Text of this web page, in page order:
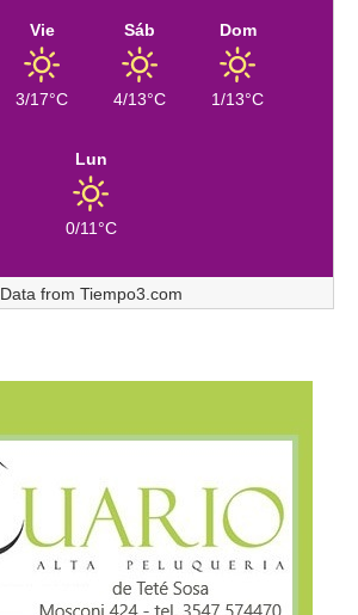
Vie
3/17°C
Sáb
4/13°C
Dom
1/13°C
Lun
0/11°C
Data from Tiempo3.com